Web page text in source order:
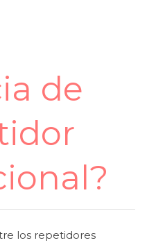
de
los repetidores